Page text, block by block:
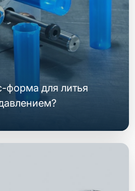
форма для литья